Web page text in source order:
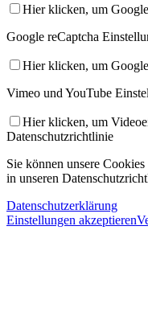
Hier klicken, um
Google reCaptcha
Hier klicken, um
Vimeo und YouTube
Hier klicken, um
Datenschutzrichtlinie
Sie können unsere
in unseren
Datenschutzerklärung
Einstellungen akzeptieren